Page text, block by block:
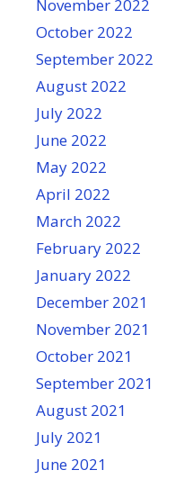
November 2022
October 2022
September 2022
August 2022
July 2022
June 2022
May 2022
April 2022
March 2022
February 2022
January 2022
December 2021
November 2021
October 2021
September 2021
August 2021
July 2021
June 2021